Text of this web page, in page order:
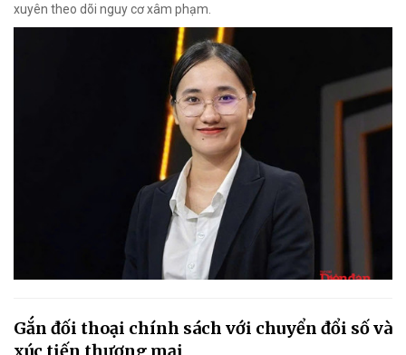
xuyên theo dõi nguy cơ xâm phạm.
Gắn đối thoại chính sách với chuyển đổi số và